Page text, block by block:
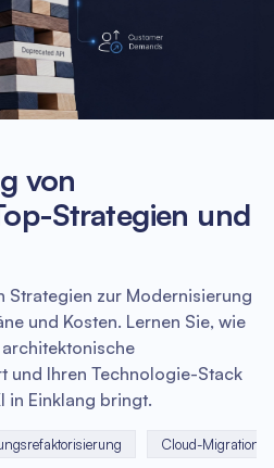
von
Strategien und
Strategien zur Modernisierung
und Kosten. Lernen Sie, wie
und Ihren Technologie-Stack
in Einklang bringt.
Cloud-Migration